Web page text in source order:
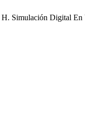
Simulación Digital